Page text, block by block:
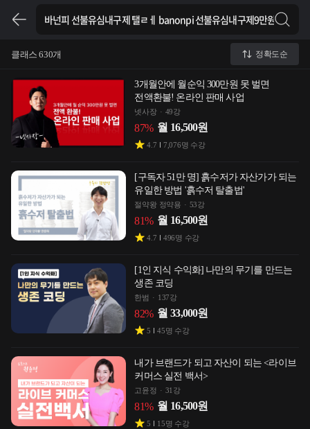
클래스 630개 정확도순
3개월안에 월순익 300만원 못 벌면
전액환불! 온라인 판매 사업
넷사장 49강
87% 월 16,500원
4.7 7,076명 수강
[구독자 51만 명] 흙수저가 자산가가 되는
유일한 방법 '흙수저 탈출법'
절약왕 정약용 53강
81% 월 16,500원
4.7 496명 수강
[1인 지식 수익화] 나만의 무기를 만드는
생존 코딩
한범 137강
82% 월 33,000원
5 45명 수강
내가 브랜드가 되고 자산이 되는 <라이브
커머스 실전 백서>
고윤정 31강
81% 월 16,500원
5 15명 수강